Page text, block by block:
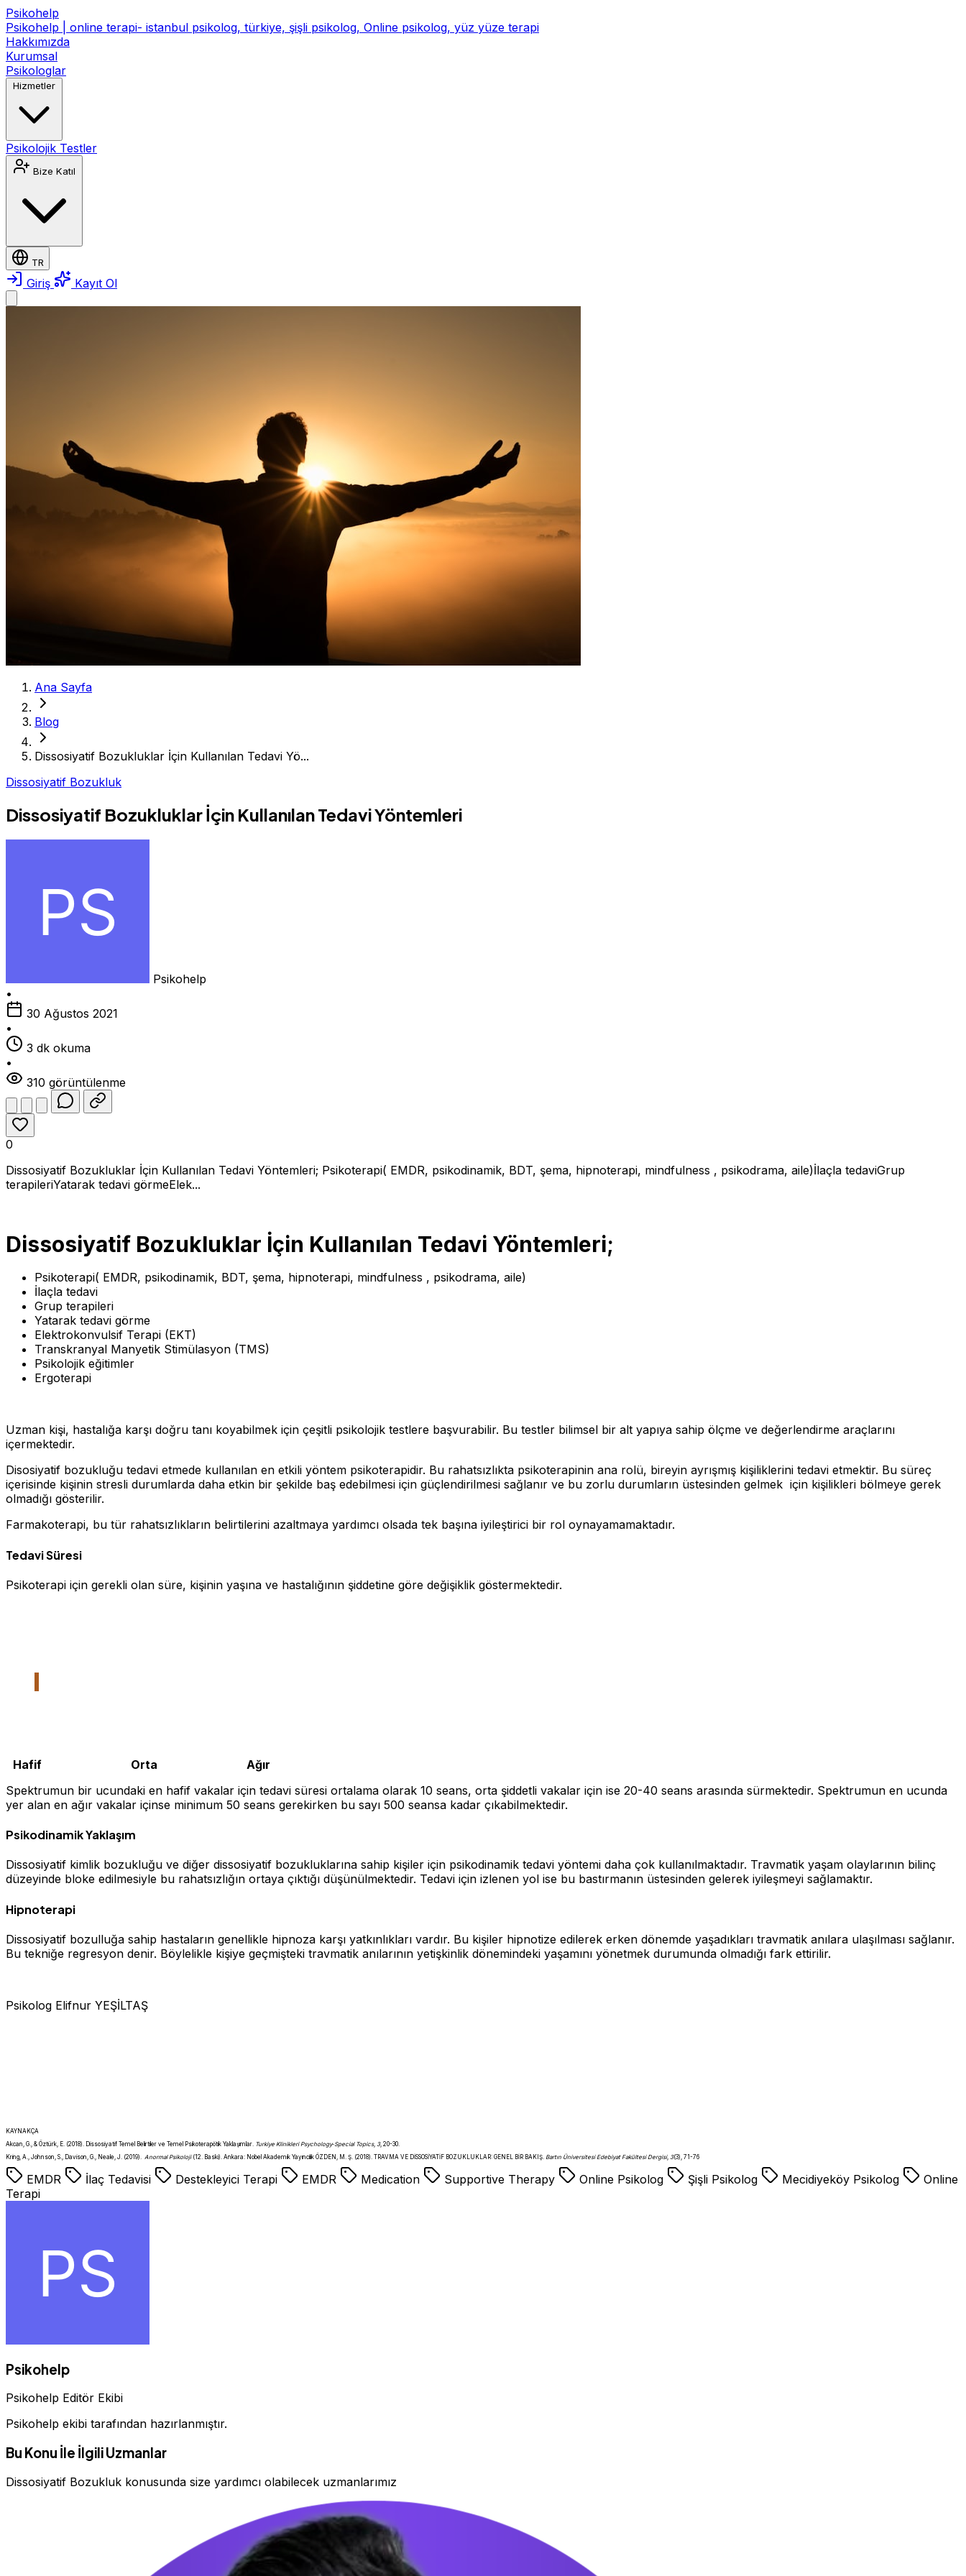
Psikohelp
Psikohelp | online terapi- istanbul psikolog, türkiye, şişli psikolog, Online psikolog, yüz yüze terapi
Hakkımızda
Kurumsal
Psikologlar
Hizmetler
Psikolojik Testler
Bize Katıl
TR
Giriş Kayıt Ol
Ana Sayfa
Blog
Dissosiyatif Bozukluklar İçin Kullanılan Tedavi Yö...
Dissosiyatif Bozukluk
Dissosiyatif Bozukluklar İçin Kullanılan Tedavi Yöntemleri
Psikohelp
•
30 Ağustos 2021
•
3 dk okuma
•
310 görüntülenme
0
Dissosiyatif Bozukluklar İçin Kullanılan Tedavi Yöntemleri; Psikoterapi( EMDR, psikodinamik, BDT, şema, hipnoterapi, mindfulness , psikodrama, aile)İlaçla tedaviGrup
terapileriYatarak tedavi görmeElek...
Dissosiyatif Bozukluklar İçin Kullanılan Tedavi Yöntemleri;
Psikoterapi( EMDR, psikodinamik, BDT, şema, hipnoterapi, mindfulness , psikodrama, aile)
İlaçla tedavi
Grup terapileri
Yatarak tedavi görme
Elektrokonvulsif Terapi (EKT)
Transkranyal Manyetik Stimülasyon (TMS)
Psikolojik eğitimler
Ergoterapi
Uzman kişi, hastalığa karşı doğru tanı koyabilmek için çeşitli psikolojik testlere başvurabilir. Bu testler bilimsel bir alt yapıya sahip ölçme ve değerlendirme araçlarını
içermektedir.
Disosiyatif bozukluğu tedavi etmede kullanılan en etkili yöntem psikoterapidir. Bu rahatsızlıkta psikoterapinin ana rolü, bireyin ayrışmış kişiliklerini tedavi etmektir. Bu süreç
içerisinde kişinin stresli durumlarda daha etkin bir şekilde baş edebilmesi için güçlendirilmesi sağlanır ve bu zorlu durumların üstesinden gelmek için kişilikleri bölmeye gerek
olmadığı gösterilir.
Farmakoterapi, bu tür rahatsızlıkların belirtilerini azaltmaya yardımcı olsada tek başına iyileştirici bir rol oynayamamaktadır.
Tedavi Süresi
Psikoterapi için gerekli olan süre, kişinin yaşına ve hastalığının şiddetine göre değişiklik göstermektedir.
Hafif Orta Ağır
Spektrumun bir ucundaki en hafif vakalar için tedavi süresi ortalama olarak 10 seans, orta şiddetli vakalar için ise 20-40 seans arasında sürmektedir. Spektrumun en ucunda
yer alan en ağır vakalar içinse minimum 50 seans gerekirken bu sayı 500 seansa kadar çıkabilmektedir.
Psikodinamik Yaklaşım
Dissosiyatif kimlik bozukluğu ve diğer dissosiyatif bozukluklarına sahip kişiler için psikodinamik tedavi yöntemi daha çok kullanılmaktadır. Travmatik yaşam olaylarının bilinç
düzeyinde bloke edilmesiyle bu rahatsızlığın ortaya çıktığı düşünülmektedir. Tedavi için izlenen yol ise bu bastırmanın üstesinden gelerek iyileşmeyi sağlamaktır.
Hipnoterapi
Dissosiyatif bozulluğa sahip hastaların genellikle hipnoza karşı yatkınlıkları vardır. Bu kişiler hipnotize edilerek erken dönemde yaşadıkları travmatik anılara ulaşılması sağlanır.
Bu tekniğe regresyon denir. Böylelikle kişiye geçmişteki travmatik anılarının yetişkinlik dönemindeki yaşamını yönetmek durumunda olmadığı fark ettirilir.
Psikolog Elifnur YEŞİLTAŞ
KAYNAKÇA
Akcan, G., & Öztürk, E. (2018). Dissosiyatif Temel Belirtiler ve Temel Psikoterapötik Yaklaşımlar. Turkiye Klinikleri Psychology‐Special Topics, 3, 20-30.
Kring, A., Johnson, S., Davison, G., Neale, J. (2019). Anormal Psikoloji(12. Baskı). Ankara: Nobel Akademik Yayıncılık ÖZDEN, M. Ş. (2018). TRAVMA VE DİSSOSİYATİF BOZUKLUKLAR: GENEL BİR BAKIŞ. Bartın Üniversitesi Edebiyat Fakültesi Dergisi, 3(3), 71-76
EMDR İlaç Tedavisi Destekleyici Terapi EMDR Medication Supportive Therapy Online Psikolog Şişli Psikolog Mecidiyeköy Psikolog
Online
Terapi
Psikohelp
Psikohelp Editör Ekibi
Psikohelp ekibi tarafından hazırlanmıştır.
Bu Konu İle İlgili Uzmanlar
Dissosiyatif Bozukluk konusunda size yardımcı olabilecek uzmanlarımız